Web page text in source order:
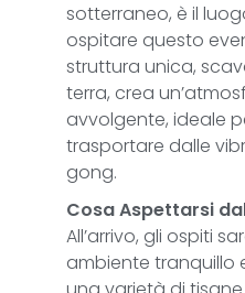
sotterraneo, è il
ospitare questo
struttura unica,
terra, crea
avvolgente, ideale
trasportare dalle
gong.
Cosa Aspettarsi
All’arrivo, gli ospiti
ambiente tranquillo